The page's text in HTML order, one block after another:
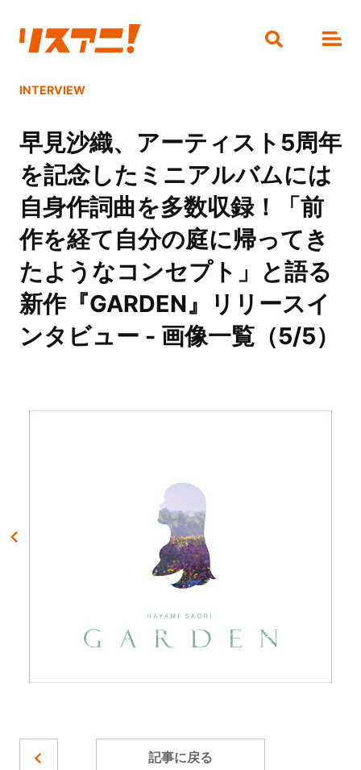
INTERVIEW
早見沙織、アーティスト5周年
を記念したミニアルバムには
自身作詞曲を多数収録！「前
作を経て自分の庭に帰ってき
たようなコンセプト」と語る
新作『GARDEN』リリースイ
ンタビュー - 画像一覧（5/5）
記事に戻る